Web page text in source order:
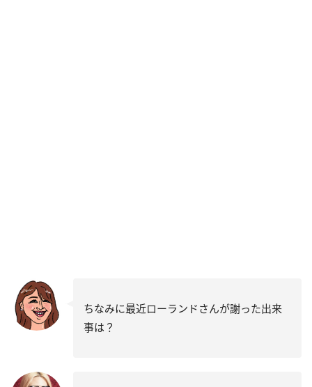
ちなみに最近ローランドさんが謝った出来
事は？